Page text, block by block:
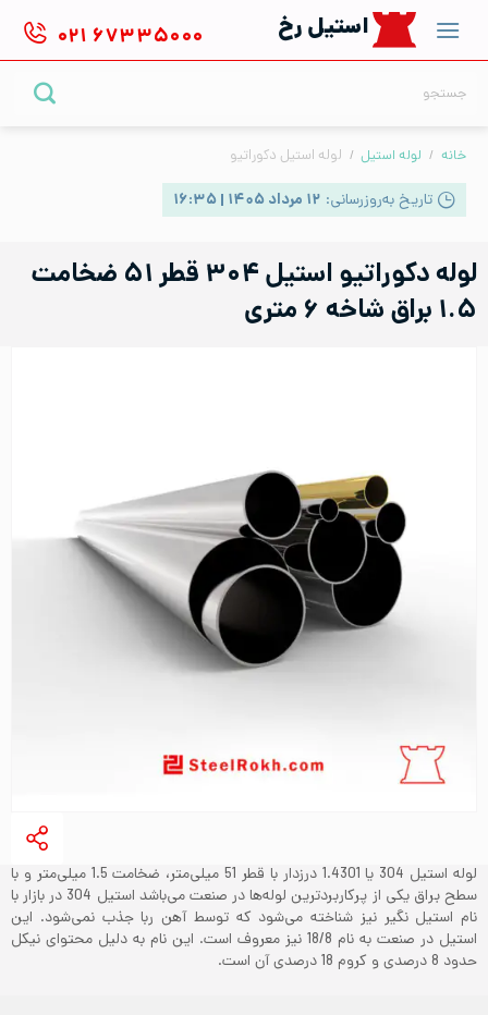
content
استیل رخ ۰۲۱ ۶۷۳۳۵۰۰۰
خانه / لوله استیل / لوله استیل دکوراتیو
تاریخ به‌روزرسانی: ۱۲ مرداد ۱۴۰۵ | ۱۶:۳۵
لوله دکوراتیو استیل ۳۰۴ قطر ۵۱ ضخامت
۱.۵ براق شاخه ۶ متری
لوله استیل 304 یا 1.4301 درزدار با قطر 51 میلی‌متر، ضخامت 1.5 میلی‌متر و با
سطح براق یکی از پرکاربردترین لوله‌ها در صنعت می‌باشد‌ استیل 304 در بازار با
نام استیل نگیر نیز شناخته می‌شود که توسط آهن ربا جذب نمی‌شود. این
استیل در صنعت به نام 18/8 نیز معروف است. این نام به دلیل محتوای نیکل
حدود 8 درصدی و کروم 18 درصدی آن است.